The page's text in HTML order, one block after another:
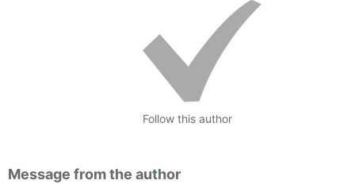
Follow this author
Message from the author